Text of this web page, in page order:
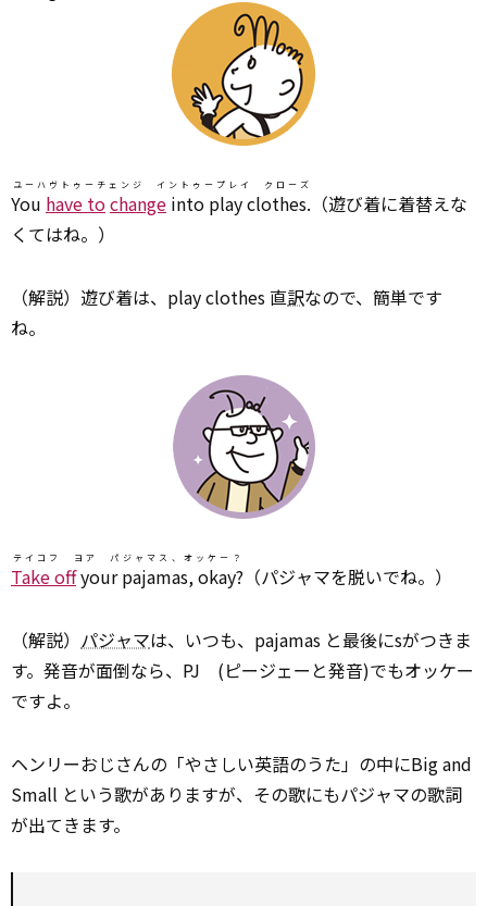
You have tochange into play clothes.
ユーハヴトゥーチェンジ イントゥープレイ クローズ
（遊び着に着替えな
くてはね。）
（解説）遊び着は、play clothes 直訳なので、簡単です
ね。
Take offyour pajamas, okay?
テイコフ ヨア パジャマス、オッケー？
（パジャマを脱いでね。）
（解説） パジャマは、いつも、pajamas と最後にsがつきま
す。発音が面倒なら、PJ (ピージェーと発音)でもオッケー
ですよ。
ヘンリーおじさんの「やさしい英語のうた」の中にBig and
Small という歌がありますが、その歌にもパジャマの歌詞
が出てきます。